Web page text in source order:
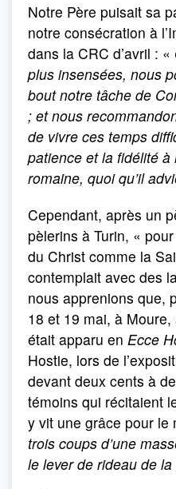
Notre Père puisait sa
notre consécration à
dans la CRC d’avril : «
plus insensées, nous
bout notre tâche de
; et nous
de vivre ces temps
patience et la fidélité
romaine, quoi qu’il
Cependant, après un
pèlerins à Turin, «
du Christ comme la
contemplait avec des
nous apprenions que,
18 et 19 mai, à
était apparu en Ecce
Hostie, lors de
devant deux cents à
témoins qui récitaient
y vit une grâce pour le
trois coups d’une
le lever de rideau de